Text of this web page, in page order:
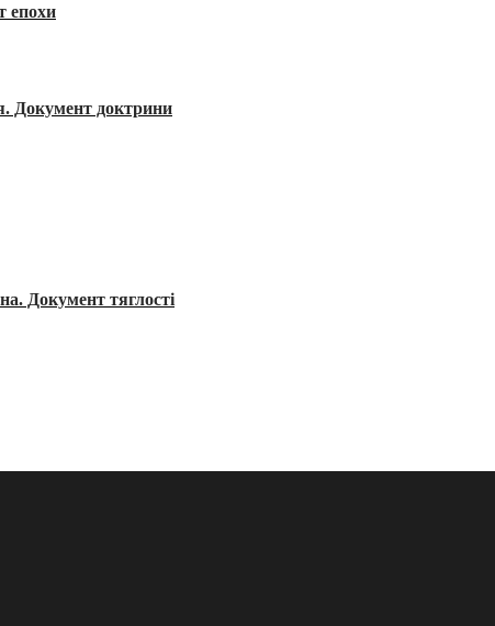
епохи
Документ доктрини
Документ тяглості